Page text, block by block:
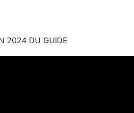
your search
Basic
Advanced
2024 DU GUIDE